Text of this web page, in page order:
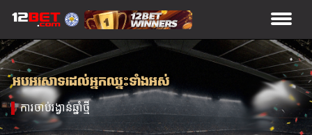
អបអរសាទរដល់អ្នកឈ្នះទាំងអស់
ការចាប់រង្វាន់ឆ្នាំថ្មី